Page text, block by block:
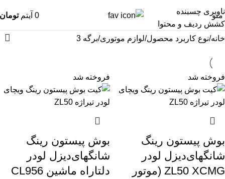
ناوبری چسبنده
کشش ردیف و محتوا
منو 0 آیتم تومان
خانه نوع کاربرد محصول لوازم موتوری برگه 3
فروخته شد
بوش پیستون رینگ
شانگهای‌دیزل لودر
ZL50 XCMG (موتور
فروخته شد
بوش پیستون رینگ
شانگهای‌دیزل لودر
دلتاراه ماشین CL956